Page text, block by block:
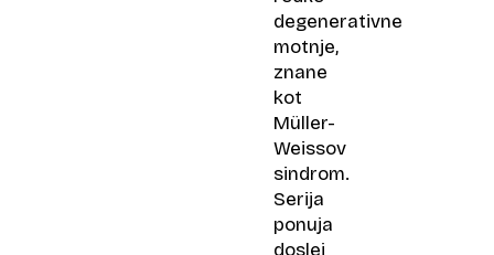
degenerativne
motnje,
znane
kot
Müller-
Weissov
sindrom.
Serija
ponuja
doslej